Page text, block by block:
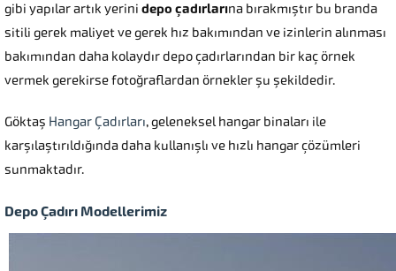
gibi yapılar artık yerini depo çadırlarına bırakmıştır bu branda
sitili gerek maliyet ve gerek hız bakımından ve izinlerin alınması
bakımından daha kolaydır depo çadırlarından bir kaç örnek
vermek gerekirse fotoğraflardan örnekler şu şekildedir.
Göktaş Hangar Çadırları, geleneksel hangar binaları ile
karşılaştırıldığında daha kullanışlı ve hızlı hangar çözümleri
sunmaktadır.
Depo Çadırı Modellerimiz